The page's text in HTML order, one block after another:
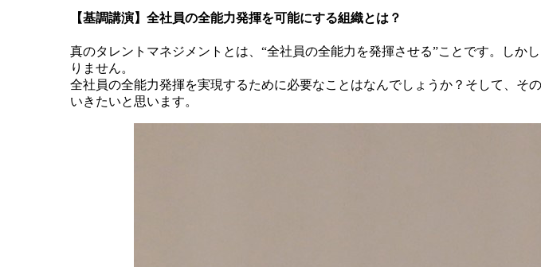
【基調講演】全社員の全能力発揮を可能にする組織とは？
真のタレントマネジメントとは、“全社員の全能力を発揮させる”ことです。し
りません。
全社員の全能力発揮を実現するために必要なことはなんでしょうか？そして、
いきたいと思います。